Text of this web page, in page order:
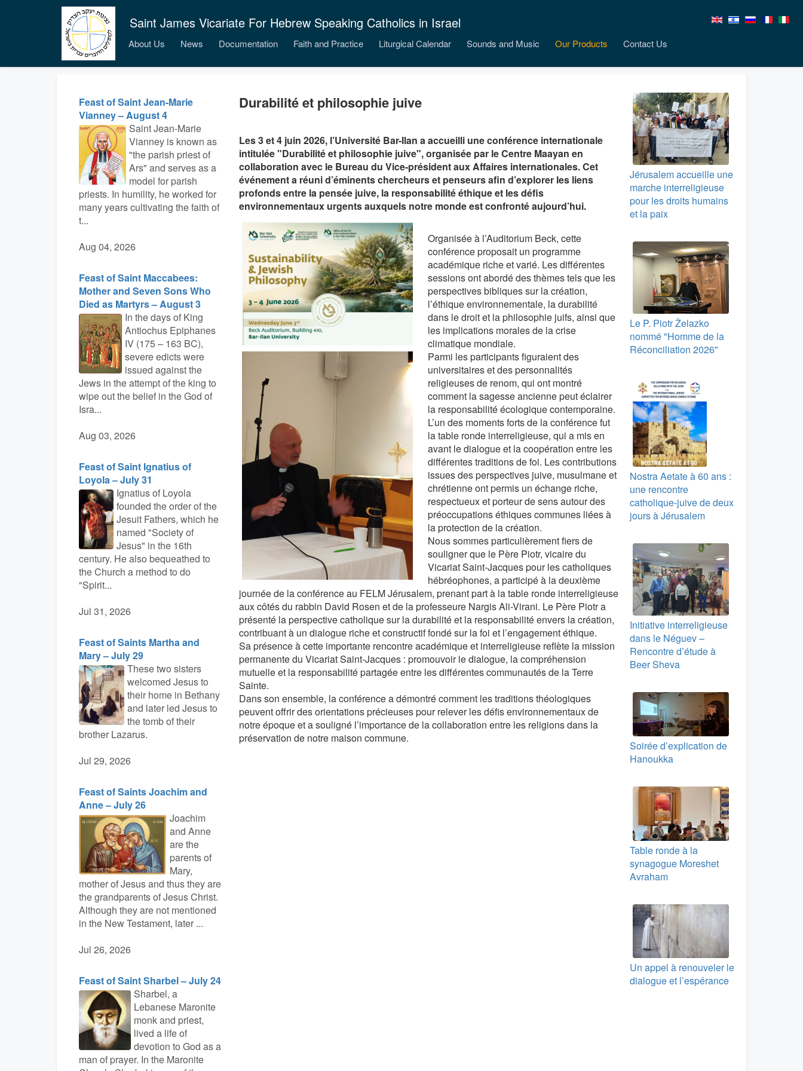
Saint James Vicariate For Hebrew Speaking Catholics in Israel
About Us News Documentation Faith and Practice Liturgical Calendar Sounds and Music Our Products Contact Us
Feast of Saint Jean-Marie
Vianney – August 4
Saint Jean-Marie
Vianney is known as
"the parish priest of
Ars" and serves as a
model for parish
priests. In humility, he worked for
many years cultivating the faith of
t...
Aug 04, 2026
Feast of Saint Maccabees:
Mother and Seven Sons Who
Died as Martyrs – August 3
In the days of King
Antiochus Epiphanes
IV (175 – 163 BC),
severe edicts were
issued against the
Jews in the attempt of the king to
wipe out the belief in the God of
Isra...
Aug 03, 2026
Feast of Saint Ignatius of
Loyola – July 31
Ignatius of Loyola
founded the order of the
Jesuit Fathers, which he
named "Society of
Jesus" in the 16th
century. He also bequeathed to
the Church a method to do
"Spirit...
Jul 31, 2026
Feast of Saints Martha and
Mary – July 29
These two sisters
welcomed Jesus to
their home in Bethany
and later led Jesus to
the tomb of their
brother Lazarus.
Jul 29, 2026
Feast of Saints Joachim and
Anne – July 26
Joachim
and Anne
are the
parents of
Mary,
mother of Jesus and thus they are
the grandparents of Jesus Christ.
Although they are not mentioned
in the New Testament, later ...
Jul 26, 2026
Feast of Saint Sharbel – July 24
Sharbel, a
Lebanese Maronite
monk and priest,
lived a life of
devotion to God as a
man of prayer. In the Maronite
Durabilité et philosophie juive
Les 3 et 4 juin 2026, l’Université Bar-Ilan a accueilli une conférence internationale
intitulée "Durabilité et philosophie juive", organisée par le Centre Maayan en
collaboration avec le Bureau du Vice-président aux Affaires internationales. Cet
événement a réuni d’éminents chercheurs et penseurs afin d’explorer les liens
profonds entre la pensée juive, la responsabilité éthique et les défis
environnementaux urgents auxquels notre monde est confronté aujourd’hui.
Organisée à l’Auditorium Beck, cette
conférence proposait un programme
académique riche et varié. Les différentes
sessions ont abordé des thèmes tels que les
perspectives bibliques sur la création,
l’éthique environnementale, la durabilité
dans le droit et la philosophie juifs, ainsi que
les implications morales de la crise
climatique mondiale.
Parmi les participants figuraient des
universitaires et des personnalités
religieuses de renom, qui ont montré
comment la sagesse ancienne peut éclairer
la responsabilité écologique contemporaine.
L’un des moments forts de la conférence fut
la table ronde interreligieuse, qui a mis en
avant le dialogue et la coopération entre les
différentes traditions de foi. Les contributions
issues des perspectives juive, musulmane et
chrétienne ont permis un échange riche,
respectueux et porteur de sens autour des
préoccupations éthiques communes liées à
la protection de la création.
Nous sommes particulièrement fiers de
souligner que le Père Piotr, vicaire du
Vicariat Saint-Jacques pour les catholiques
hébréophones, a participé à la deuxième
journée de la conférence au FELM Jérusalem, prenant part à la table ronde interreligieuse
aux côtés du rabbin David Rosen et de la professeure Nargis Ali-Virani. Le Père Piotr a
présenté la perspective catholique sur la durabilité et la responsabilité envers la création,
contribuant à un dialogue riche et constructif fondé sur la foi et l’engagement éthique.
Sa présence à cette importante rencontre académique et interreligieuse reflète la mission
permanente du Vicariat Saint-Jacques : promouvoir le dialogue, la compréhension
mutuelle et la responsabilité partagée entre les différentes communautés de la Terre
Sainte.
Dans son ensemble, la conférence a démontré comment les traditions théologiques
peuvent offrir des orientations précieuses pour relever les défis environnementaux de
notre époque et a souligné l’importance de la collaboration entre les religions dans la
préservation de notre maison commune.
Jérusalem accueille une
marche interreligieuse
pour les droits humains
et la paix
Le P. Piotr Żelazko
nommé "Homme de la
Réconciliation 2026"
Nostra Aetate à 60 ans :
une rencontre
catholique-juive de deux
jours à Jérusalem
Initiative interreligieuse
dans le Néguev –
Rencontre d’étude à
Beer Sheva
Soirée d’explication de
Hanoukka
Table ronde à la
synagogue Moreshet
Avraham
Un appel à renouveler le
dialogue et l’espérance